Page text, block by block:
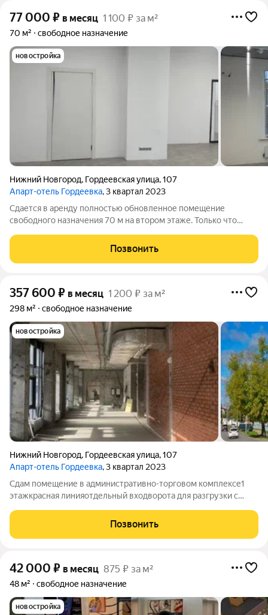
77 000 ₽ в месяц 1 100 ₽ за м²
70 м² свободное назначение
новостройка
Нижний Новгород, Гордеевская улица,107
Апарт-отель Гордеевка, 3 квартал 2023
Сдается в аренду полностью обновленное помещение
свободного назначения 70 м на втором этаже. Только что
В стоимость аренды ВКЛЮЧЕНЫ все коммунальные и
эксплуатационные платежи. Идеально под
Позвонить
357 600 ₽ в месяц 1 200 ₽ за м²
298 м² свободное назначение
новостройка
Нижний Новгород, Гордеевская улица,107
Апарт-отель Гордеевка, 3 квартал 2023
Сдам помещение в административно-торговом комплексе1
этажкрасная линияотдельный входворота для разгрузки с
автомобильный трафик Подойдет под: магазин, офис,
медицину Рядом: ж/д вокзал, Московское
Позвонить
42 000 ₽ в месяц 875 ₽ за м²
48 м² свободное назначение
новостройка